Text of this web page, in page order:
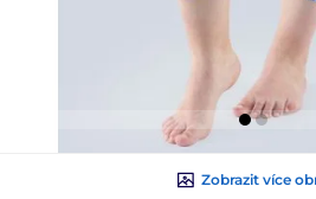
Zobrazit více